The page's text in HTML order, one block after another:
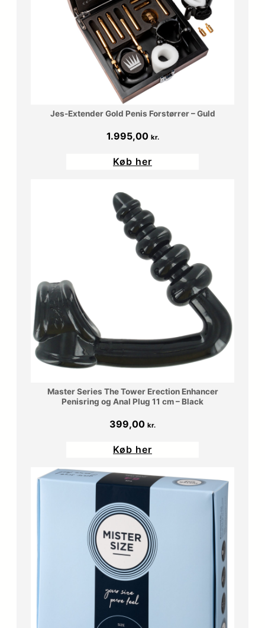
Jes-Extender Gold Penis Forstørrer – Guld
1.995,00 kr.
Køb her
Master Series The Tower Erection Enhancer
Penisring og Anal Plug 11 cm – Black
399,00 kr.
Køb her